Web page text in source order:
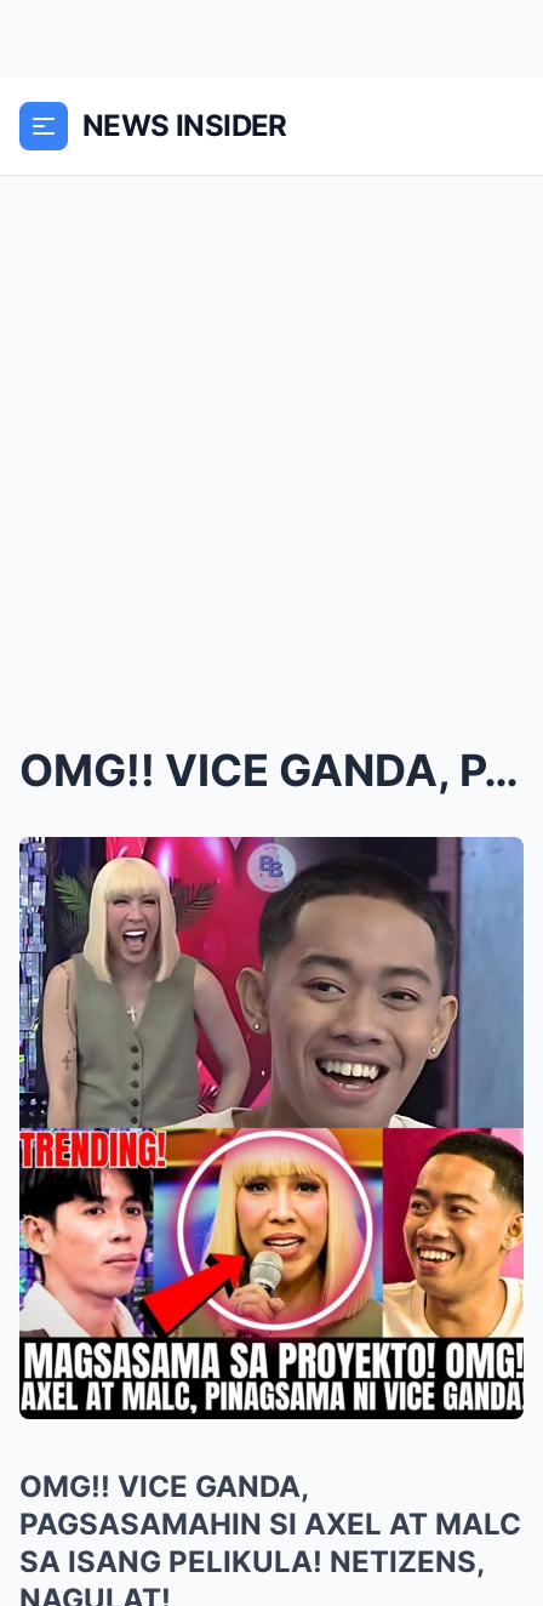
NEWS INSIDER
OMG!! VICE GANDA, PAGSASAMAHIN SI AXEL AT MALC SA ...
OMG!! VICE GANDA,
PAGSASAMAHIN SI AXEL AT MALC
SA ISANG PELIKULA! NETIZENS,